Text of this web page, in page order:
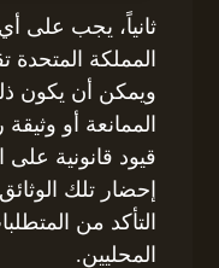
ثانياً، يجب
المملكة المتحدة
ويمكن أن يكون
الممانعة أو
قيود قانونية
إحضار تلك
التأكد من
المحليين.